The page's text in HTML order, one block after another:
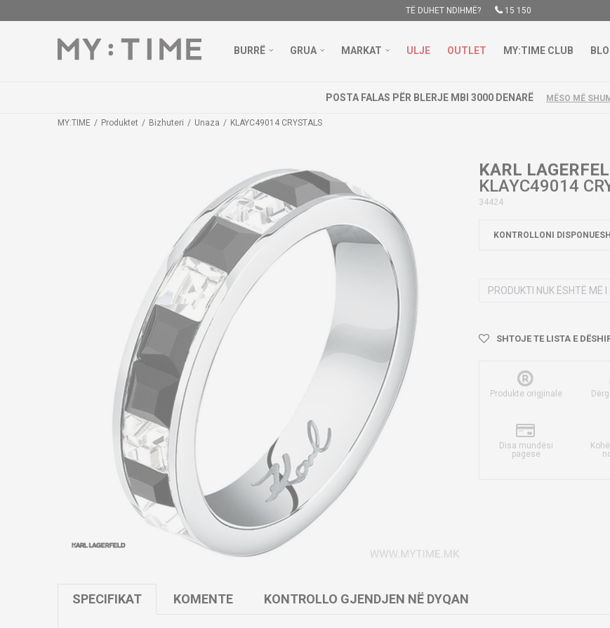
TË DUHET NDIHMË? 15 150
BURRË GRUA MARKAT ULJE OUTLET MY:TIME CLUB
POSTA FALAS PËR BLERJE MBI 3000 DENARË MËSO MË
MY:TIME Produktet Bizhuteri Unaza KLAYC49014 CRYSTALS
KARL
KLAYC49014
34424
KONTROLLONI
PRODUKTI NUK ËSHTË MË
SHTOJE TE LISTA E
Produkte origjinale
Disa mundësi
pagese
SPECIFIKAT KOMENTE KONTROLLO GJENDJEN NË DYQAN